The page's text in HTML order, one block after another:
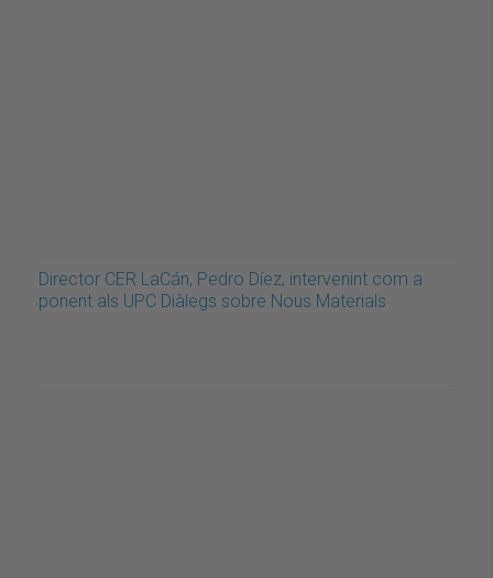
Director CER LaCán, Pedro Díez, intervenint com a
ponent als UPC Diàlegs sobre Nous Materials